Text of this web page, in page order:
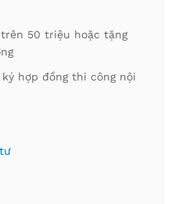
50 triệu hoặc tặng
hợp đồng thi công nội